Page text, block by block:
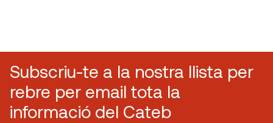
Subscriu-te a la nostra llista per
rebre per email tota la
informació del Cateb